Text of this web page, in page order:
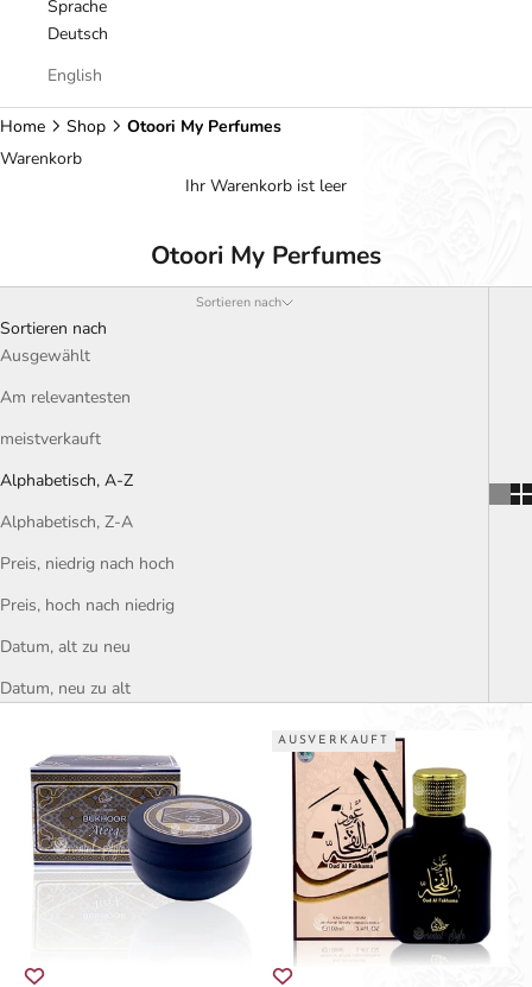
Sprache
Deutsch
English
Home Shop
Otoori My Perfumes
Warenkorb
Ihr Warenkorb ist leer
Otoori My Perfumes
Sortieren nach
Sortieren nach
Ausgewählt
Am relevantesten
meistverkauft
Alphabetisch, A-Z
Alphabetisch, Z-A
Preis, niedrig nach hoch
Preis, hoch nach niedrig
Datum, alt zu neu
Datum, neu zu alt
AUSVERKAUFT